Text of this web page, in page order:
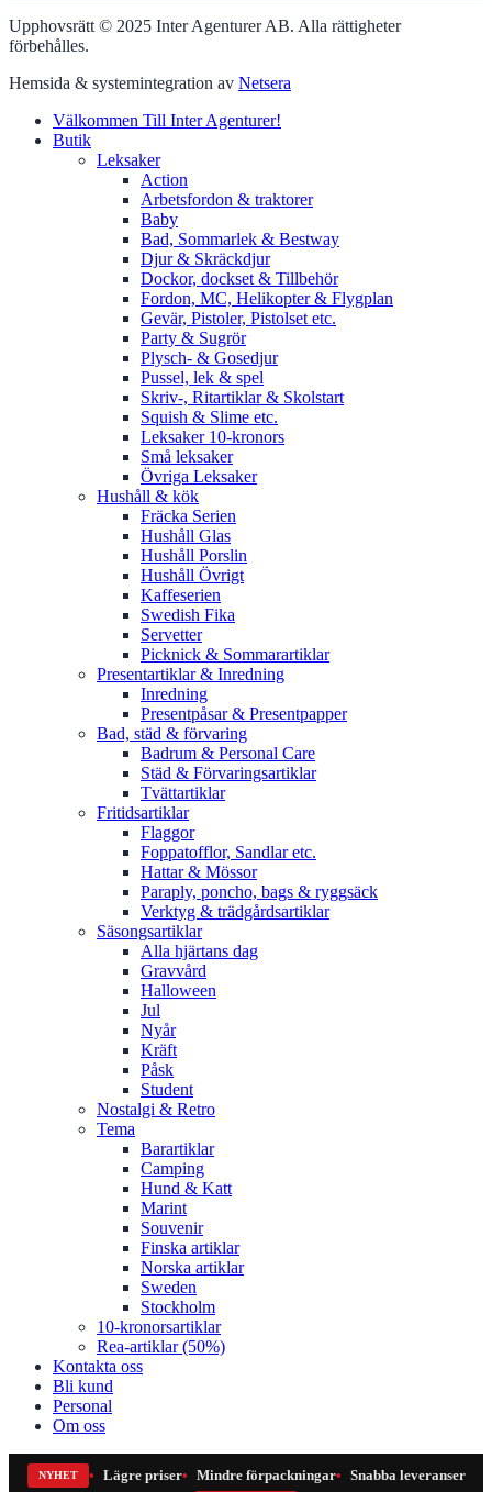
Upphovsrätt © 2025 Inter Agenturer AB. Alla rättigheter
förbehålles.
Hemsida & systemintegration av Netsera
Välkommen Till Inter Agenturer!
Butik
Leksaker
Action
Arbetsfordon & traktorer
Baby
Bad, Sommarlek & Bestway
Djur & Skräckdjur
Dockor, dockset & Tillbehör
Fordon, MC, Helikopter & Flygplan
Gevär, Pistoler, Pistolset etc.
Party & Sugrör
Plysch- & Gosedjur
Pussel, lek & spel
Skriv-, Ritartiklar & Skolstart
Squish & Slime etc.
Leksaker 10-kronors
Små leksaker
Övriga Leksaker
Hushåll & kök
Fräcka Serien
Hushåll Glas
Hushåll Porslin
Hushåll Övrigt
Kaffeserien
Swedish Fika
Servetter
Picknick & Sommarartiklar
Presentartiklar & Inredning
Inredning
Presentpåsar & Presentpapper
Bad, städ & förvaring
Badrum & Personal Care
Städ & Förvaringsartiklar
Tvättartiklar
Fritidsartiklar
Flaggor
Foppatofflor, Sandlar etc.
Hattar & Mössor
Paraply, poncho, bags & ryggsäck
Verktyg & trädgårdsartiklar
Säsongsartiklar
Alla hjärtans dag
Gravvård
Halloween
Jul
Nyår
Kräft
Påsk
Student
Nostalgi & Retro
Tema
Barartiklar
Camping
Hund & Katt
Marint
Souvenir
Finska artiklar
Norska artiklar
Sweden
Stockholm
10-kronorsartiklar
Rea-artiklar (50%)
Kontakta oss
Bli kund
Personal
Om oss
NYHET Lägre priser Mindre förpackningar Snabba leveranser